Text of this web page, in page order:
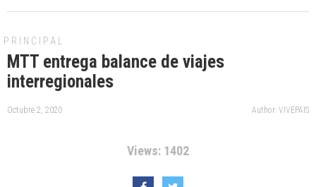
PRINCIPAL
MTT entrega balance de viajes
interregionales
Octubre 2, 2020 Author: VIVEPAIS
Views: 1402